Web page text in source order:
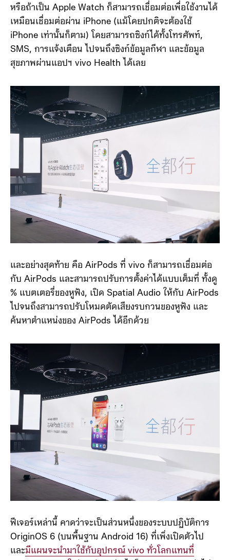
หรือถ้าเป็น Apple Watch ก็สามารถเชื่อมต่อเพื่อใช้งานได้
เหมือนเชื่อมต่อผ่าน iPhone (แม้โดยปกติจะต้องใช้
iPhone เท่านั้นก็ตาม) โดยสามารถซิงก์ได้ทั้งโทรศัพท์,
SMS, การแจ้งเตือน ไปจนถึงซิงก์ข้อมูลกีฬา และข้อมูล
สุขภาพผ่านแอปฯ vivo Health ได้เลย
และอย่างสุดท้าย คือ AirPods ที่ vivo ก็สามารถเชื่อมต่อ
กับ AirPods และสามารถปรับการตั้งค่าได้แบบเต็มที่ ทั้งดู
% แบตเตอรี่ของหูฟัง, เปิด Spatial Audio ให้กับ AirPods
ไปจนถึงสามารถปรับโหมดตัดเสียงรบกวนของหูฟัง และ
ค้นหาตำแหน่งของ AirPods ได้อีกด้วย
ฟีเจอร์เหล่านี้ คาดว่าจะเป็นส่วนหนึ่งของระบบปฏิบัติการ
OriginOS 6 (บนพื้นฐาน Android 16) ที่เพิ่งเปิดตัวไป
และมีแผนจะนำมาใช้กับอุปกรณ์ vivo ทั่วโลกแทนที่